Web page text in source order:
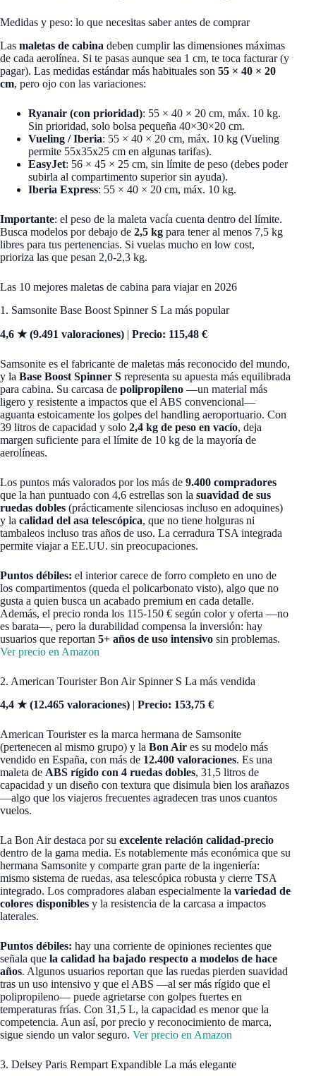
Medidas y peso: lo que necesitas saber antes de comprar
Las maletas de cabina deben cumplir las dimensiones máximas
de cada aerolínea. Si te pasas aunque sea 1 cm, te toca facturar (y
pagar). Las medidas estándar más habituales son 55 × 40 × 20
cm, pero ojo con las variaciones:
Ryanair (con prioridad): 55 × 40 × 20 cm, máx. 10 kg.
Sin prioridad, solo bolsa pequeña 40×30×20 cm.
Vueling / Iberia: 55 × 40 × 20 cm, máx. 10 kg (Vueling
permite 55x35x25 cm en algunas tarifas).
EasyJet: 56 × 45 × 25 cm, sin límite de peso (debes poder
subirla al compartimento superior sin ayuda).
Iberia Express: 55 × 40 × 20 cm, máx. 10 kg.
Importante: el peso de la maleta vacía cuenta dentro del límite.
Busca modelos por debajo de 2,5 kg para tener al menos 7,5 kg
libres para tus pertenencias. Si vuelas mucho en low cost,
prioriza las que pesan 2,0-2,3 kg.
Las 10 mejores maletas de cabina para viajar en 2026
1. Samsonite Base Boost Spinner S La más popular
4,6 ★ (9.491 valoraciones) | Precio: 115,48 €
Samsonite es el fabricante de maletas más reconocido del mundo,
y la Base Boost Spinner S representa su apuesta más equilibrada
para cabina. Su carcasa de polipropileno —un material más
ligero y resistente a impactos que el ABS convencional—
aguanta estoicamente los golpes del handling aeroportuario. Con
39 litros de capacidad y solo 2,4 kg de peso en vacío, deja
margen suficiente para el límite de 10 kg de la mayoría de
aerolíneas.
Los puntos más valorados por los más de 9.400 compradores
que la han puntuado con 4,6 estrellas son la suavidad de sus
ruedas dobles (prácticamente silenciosas incluso en adoquines)
y la calidad del asa telescópica, que no tiene holguras ni
tambaleos incluso tras años de uso. La cerradura TSA integrada
permite viajar a EE.UU. sin preocupaciones.
Puntos débiles: el interior carece de forro completo en uno de
los compartimentos (queda el policarbonato visto), algo que no
gusta a quien busca un acabado premium en cada detalle.
Además, el precio ronda los 115-150 € según color y oferta —no
es barata—, pero la durabilidad compensa la inversión: hay
usuarios que reportan 5+ años de uso intensivo sin problemas.
Ver precio en Amazon
2. American Tourister Bon Air Spinner S La más vendida
4,4 ★ (12.465 valoraciones)
Precio: 153,75 €
American Tourister es la marca hermana de Samsonite
(pertenecen al mismo grupo) y la Bon Air es su modelo más
vendido en España, con más de 12.400 valoraciones. Es una
maleta de ABS rígido con 4 ruedas dobles, 31,5 litros de
capacidad y un diseño con textura que disimula bien los arañazos
—algo que los viajeros frecuentes agradecen tras unos cuantos
vuelos.
La Bon Air destaca por su excelente relación calidad-precio
dentro de la gama media. Es notablemente más económica que su
hermana Samsonite y comparte gran parte de la ingeniería:
mismo sistema de ruedas, asa telescópica robusta y cierre TSA
integrado. Los compradores alaban especialmente la variedad de
colores disponibles y la resistencia de la carcasa a impactos
laterales.
Puntos débiles: hay una corriente de opiniones recientes que
señala que la calidad ha bajado respecto a modelos de hace
años. Algunos usuarios reportan que las ruedas pierden suavidad
tras un uso intensivo y que el ABS —al ser más rígido que el
polipropileno— puede agrietarse con golpes fuertes en
temperaturas frías. Con 31,5 L, la capacidad es menor que la
competencia. Aun así, por precio y reconocimiento de marca,
sigue siendo un valor seguro. Ver precio en Amazon
3. Delsey Paris Rempart Expandible La más elegante